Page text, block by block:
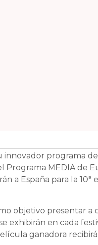
innovador programa
MEDIA de
a España para la 10ª
objetivo presentar
exhibirán en cada
ganadora